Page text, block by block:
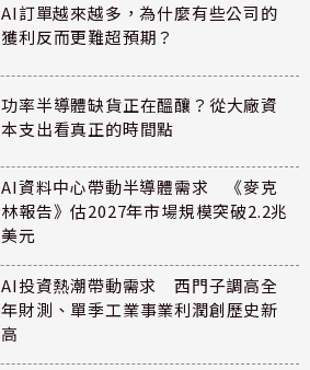
AI訂單越來越多，為什麼有些公司的
獲利反而更難超預期？
功率半導體缺貨正在醞釀？從大廠資
本支出看真正的時間點
AI資料中心帶動半導體需求 《麥克
林報告》估2027年市場規模突破2.2兆
美元
AI投資熱潮帶動需求 西門子調高全
年財測、單季工業事業利潤創歷史新
高